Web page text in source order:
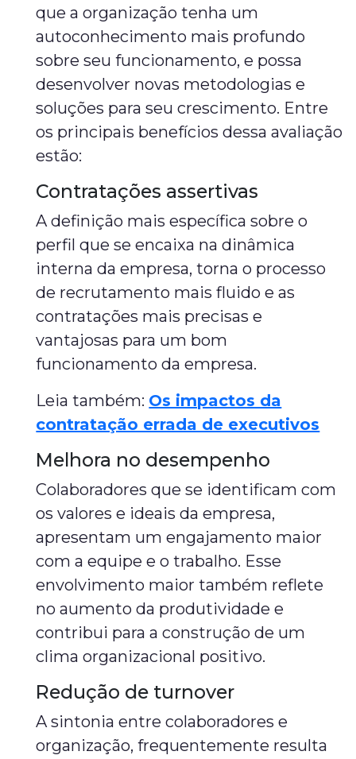
que a organização tenha um
autoconhecimento mais profundo
sobre seu funcionamento, e possa
desenvolver novas metodologias e
soluções para seu crescimento. Entre
os principais benefícios dessa avaliação
estão:
Contratações assertivas
A definição mais específica sobre o
perfil que se encaixa na dinâmica
interna da empresa, torna o processo
de recrutamento mais fluido e as
contratações mais precisas e
vantajosas para um bom
funcionamento da empresa.
Leia também: Os impactos da
contratação errada de executivos
Melhora no desempenho
Colaboradores que se identificam com
os valores e ideais da empresa,
apresentam um engajamento maior
com a equipe e o trabalho. Esse
envolvimento maior também reflete
no aumento da produtividade e
contribui para a construção de um
clima organizacional positivo.
Redução de turnover
A sintonia entre colaboradores e
organização, frequentemente resulta